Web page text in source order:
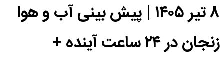
۸ تیر ۱۴۰۵ | پیش بینی آب و هوا
زنجان در ۲۴ ساعت آینده +